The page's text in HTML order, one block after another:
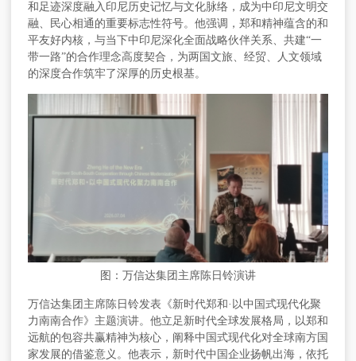
和足迹深度融入印尼历史记忆与文化脉络，成为中印尼文明交
融、民心相通的重要标志性符号。他强调，郑和精神蕴含的和
平友好内核，与当下中印尼深化全面战略伙伴关系、共建“一
带一路”的合作理念高度契合，为两国文旅、经贸、人文领域
的深度合作筑牢了深厚的历史根基。
图：万信达集团主席陈日铃演讲
万信达集团 主席陈日铃发表《新时代郑和 ·以中国式现代化聚
力南南合作》主题演讲。他立足新时代全球发展格局，以郑和
远航的包容共赢精神为核心，阐释中国式现代化对全球南方国
家发展的借鉴意义。他表示，新时代中国企业扬帆出海，依托